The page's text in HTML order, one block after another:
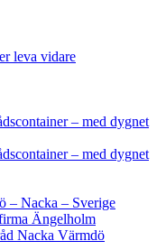
leva vidare
– med dygnet
– med dygnet
– Nacka – Sverige
Ängelholm
Nacka Värmdö